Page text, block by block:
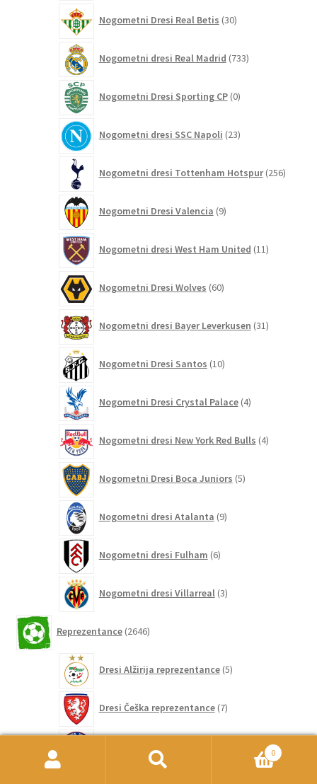
Nogometni Dresi Real Betis 30izdelkov
Nogometni dresi Real Madrid 733izdelkov
Nogometni Dresi Sporting CP 0izdelkov
Nogometni dresi SSC Napoli 23izdelkov
Nogometni dresi Tottenham Hotspur 256
Nogometni Dresi Valencia 9izdelkov
Nogometni dresi West Ham United 11izdelkov
Nogometni Dresi Wolves 60izdelkov
Nogometni dresi Bayer Leverkusen 31izdelkov
Nogometni Dresi Santos 10izdelkov
Nogometni Dresi Crystal Palace 4izdelki
Nogometni dresi New York Red Bulls 4izdelki
Nogometni Dresi Boca Juniors 5izdelkov
Nogometni dresi Atalanta 9izdelkov
Nogometni dresi Fulham 6izdelkov
Nogometni dresi Villarreal 3izdelki
Reprezentance 2646izdelkov
Dresi Alžirija reprezentance 5izdelkov
Dresi Češka reprezentance 7izdelkov
7
0